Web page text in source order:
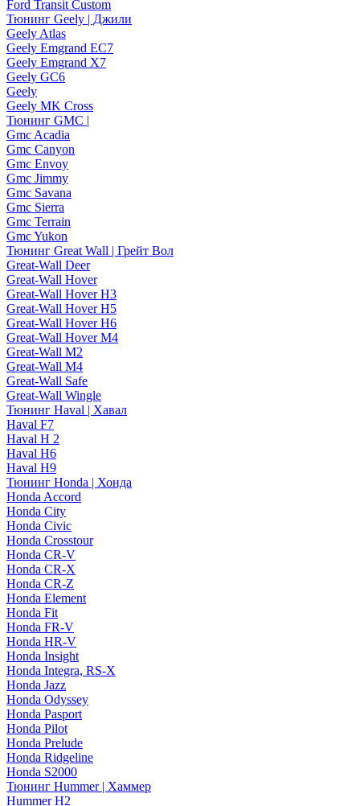
Ford Transit Custom
Тюнинг Geely | Джили
Geely Atlas
Geely Emgrand EC7
Geely Emgrand X7
Geely GC6
Geely
Geely MK Cross
Тюнинг GMC |
Gmc Acadia
Gmc Canyon
Gmc Envoy
Gmc Jimmy
Gmc Savana
Gmc Sierra
Gmc Terrain
Gmc Yukon
Тюнинг Great Wall | Грейт Вол
Great-Wall Deer
Great-Wall Hover
Great-Wall Hover H3
Great-Wall Hover H5
Great-Wall Hover H6
Great-Wall Hover M4
Great-Wall M2
Great-Wall M4
Great-Wall Safe
Great-Wall Wingle
Тюнинг Haval | Хавал
Haval F7
Haval H 2
Haval H6
Haval H9
Тюнинг Honda | Хонда
Honda Accord
Honda City
Honda Civic
Honda Crosstour
Honda CR-V
Honda CR-X
Honda CR-Z
Honda Element
Honda Fit
Honda FR-V
Honda HR-V
Honda Insight
Honda Integra, RS-X
Honda Jazz
Honda Odyssey
Honda Pasport
Honda Pilot
Honda Prelude
Honda Ridgeline
Honda S2000
Тюнинг Hummer | Хаммер
Hummer H2